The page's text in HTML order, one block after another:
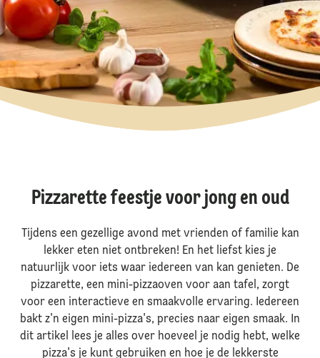
Pizzarette feestje voor jong en oud
Tijdens een gezellige avond met vrienden of familie kan
lekker eten niet ontbreken! En het liefst kies je
natuurlijk voor iets waar iedereen van kan genieten. De
pizzarette, een mini-pizzaoven voor aan tafel, zorgt
voor een interactieve en smaakvolle ervaring. Iedereen
bakt z'n eigen mini-pizza's, precies naar eigen smaak. In
dit artikel lees je alles over hoeveel je nodig hebt, welke
pizza's je kunt gebruiken en hoe je de lekkerste